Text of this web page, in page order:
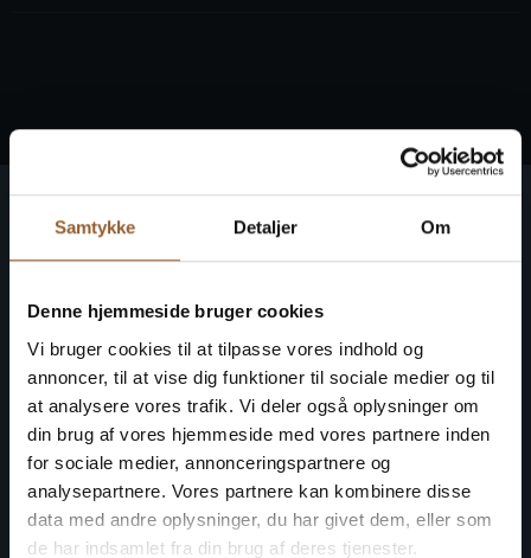
Samtykke Detaljer Om
Denne hjemmeside bruger cookies
Vi bruger cookies til at tilpasse vores indhold og
annoncer, til at vise dig funktioner til sociale medier og til
at analysere vores trafik. Vi deler også oplysninger om
din brug af vores hjemmeside med vores partnere inden
for sociale medier, annonceringspartnere og
analysepartnere. Vores partnere kan kombinere disse
data med andre oplysninger, du har givet dem, eller som
de har indsamlet fra din brug af deres tjenester.
Ringkøbing Fjord Museums
Bring history to life at 10 museums
Get free access to all museums
Naturkraft Skjern Vindmølle Skjern